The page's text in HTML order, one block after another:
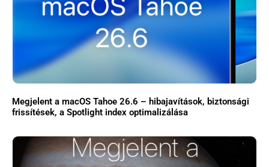
Megjelent a macOS Tahoe 26.6 – hibajavítások, biztonsági
frissítések, a Spotlight index optimalizálása
Közösség
GYIK
Használt Apple
Apple szerviz